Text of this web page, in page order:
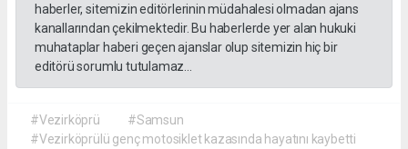
haberler, sitemizin editörlerinin müdahalesi olmadan ajans
kanallarından çekilmektedir. Bu haberlerde yer alan hukuki
muhataplar haberi geçen ajanslar olup sitemizin hiç bir
editörü sorumlu tutulamaz...
#Vezirköprü
#Samsun
#Vezirköprülü genç motosiklet kazasında hayatını kaybetti